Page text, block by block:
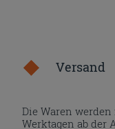
Versand
Die Waren
Werktagen ab der